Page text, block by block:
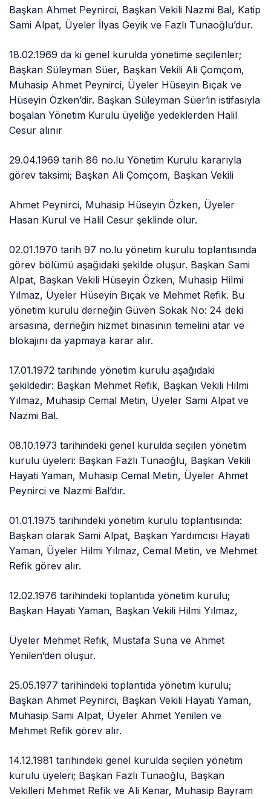
Başkan Ahmet Peynirci, Başkan Vekili Nazmi Bal, Katip
Sami Alpat, Üyeler İlyas Geyik ve Fazlı Tunaoğlu’dur.
18.02.1969 da ki genel kurulda yönetime seçilenler;
Başkan Süleyman Süer, Başkan Vekili Ali Çomçom,
Muhasip Ahmet Peynirci, Üyeler Hüseyin Bıçak ve
Hüseyin Özken’dir. Başkan Süleyman Süer’in istifasıyla
boşalan Yönetim Kurulu üyeliğe yedeklerden Halil
Cesur alınır
29.04.1969 tarih 86 no.lu Yönetim Kurulu kararıyla
görev taksimi; Başkan Ali Çomçom, Başkan Vekili
Ahmet Peynirci, Muhasip Hüseyin Özken, Üyeler
Hasan Kurul ve Halil Cesur şeklinde olur.
02.01.1970 tarih 97 no.lu yönetim kurulu toplantısında
görev bölümü aşağıdaki şekilde oluşur. Başkan Sami
Alpat, Başkan Vekili Hüseyin Özken, Muhasip Hilmi
Yılmaz, Üyeler Hüseyin Bıçak ve Mehmet Refik. Bu
yönetim kurulu derneğin Güven Sokak No: 24 deki
arsasına, derneğin hizmet binasının temelini atar ve
blokajını da yapmaya karar alır.
17.01.1972 tarihinde yönetim kurulu aşağıdaki
şekildedir: Başkan Mehmet Refik, Başkan Vekili Hilmi
Yılmaz, Muhasip Cemal Metin, Üyeler Sami Alpat ve
Nazmi Bal.
08.10.1973 tarihindeki genel kurulda seçilen yönetim
kurulu üyeleri: Başkan Fazlı Tunaoğlu, Başkan Vekili
Hayati Yaman, Muhasip Cemal Metin, Üyeler Ahmet
Peynirci ve Nazmi Bal’dır.
01.01.1975 tarihindeki yönetim kurulu toplantısında:
Başkan olarak Sami Alpat, Başkan Yardımcısı Hayati
Yaman, Üyeler Hilmi Yılmaz, Cemal Metin, ve Mehmet
Refik görev alır.
12.02.1976 tarihindeki toplantıda yönetim kurulu;
Başkan Hayati Yaman, Başkan Vekili Hilmi Yılmaz,
Üyeler Mehmet Refik, Mustafa Suna ve Ahmet
Yenilen’den oluşur.
25.05.1977 tarihindeki toplantıda yönetim kurulu;
Başkan Ahmet Peynirci, Başkan Vekili Hayati Yaman,
Muhasip Sami Alpat, Üyeler Ahmet Yenilen ve
Mehmet Refik görev alır.
14.12.1981 tarihindeki genel kurulda seçilen yönetim
kurulu üyeleri; Başkan Fazlı Tunaoğlu, Başkan
Vekilleri Mehmet Refik ve Ali Kenar, Muhasip Bayram